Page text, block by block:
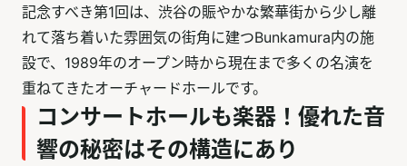
記念すべき第1回は、渋谷の賑やかな繁華街から少し離
れて落ち着いた雰囲気の街角に建つBunkamura内の施
設で、1989年のオープン時から現在まで多くの名演を
重ねてきたオーチャードホールです。
コンサートホールも楽器！優れた音
響の秘密はその構造にあり